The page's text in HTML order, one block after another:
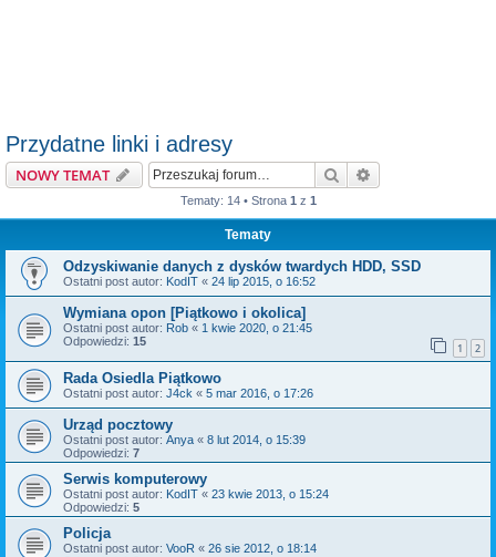
Przydatne linki i adresy
NOWY TEMAT Szukaj
Tematy: 14 • Strona 1 z 1
Tematy
Odzyskiwanie danych z dysków twardych HDD, SSD
Ostatni post autor: KodIT « 24 lip 2015, o 16:52
Wymiana opon [Piątkowo i okolica]
Ostatni post autor: Rob « 1 kwie 2020, o 21:45
Odpowiedzi: 15 1 2
Rada Osiedla Piątkowo
Ostatni post autor: J4ck « 5 mar 2016, o 17:26
Urząd pocztowy
Ostatni post autor: Anya « 8 lut 2014, o 15:39
Odpowiedzi: 7
Serwis komputerowy
Ostatni post autor: KodIT « 23 kwie 2013, o 15:24
Odpowiedzi: 5
Policja
Ostatni post autor: VooR « 26 sie 2012, o 18:14